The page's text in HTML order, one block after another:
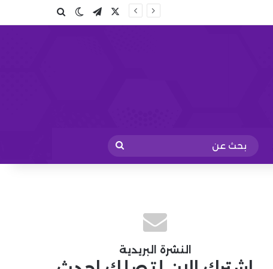
تيلقرامالوضع المظلم
بحث عن
بحث
عن
النشرة البريدية